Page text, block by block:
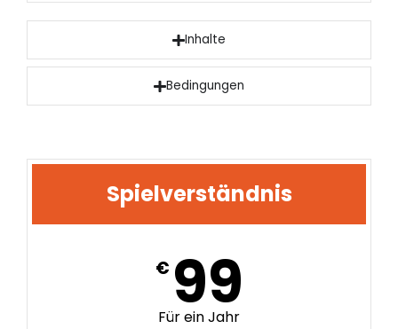
Inhalte
Bedingungen
Spielverständnis
€ 99
Für ein Jahr